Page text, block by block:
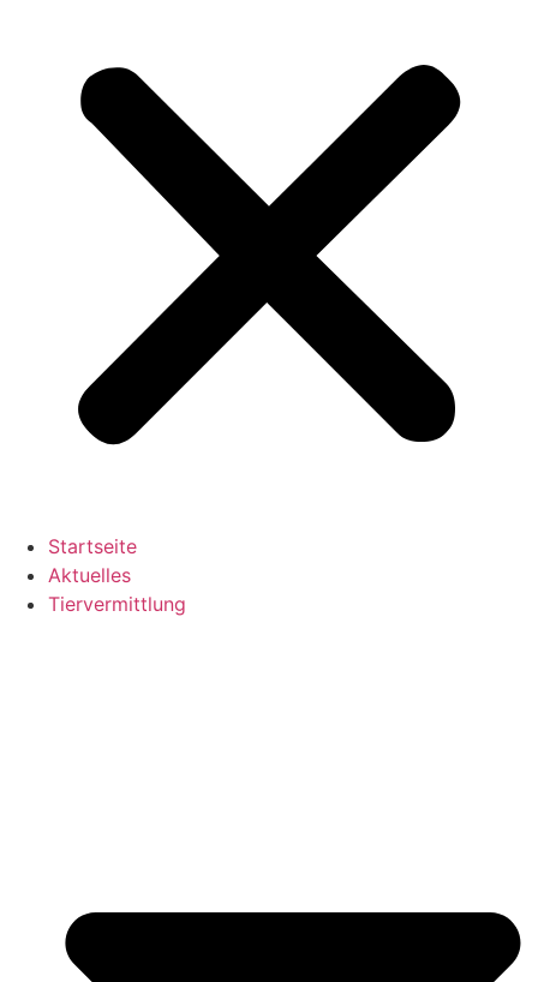
Startseite
Aktuelles
Tiervermittlung